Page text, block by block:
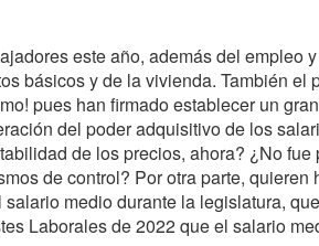
este año, además del empleo
básicos y de la vivienda. También el
pues han firmado establecer un
del poder adquisitivo de los
de los precios, ahora? ¿No fue
de control? Por otra parte, quieren
medio durante la legislatura,
Laborales de 2022 que el salario